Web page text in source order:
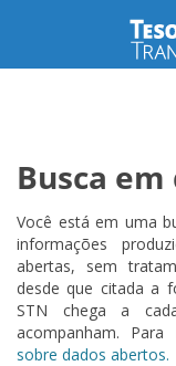
Busca
Você está em uma
informações
abertas, sem
desde que citada a
STN chega a
acompanham.
sobre dados abertos.